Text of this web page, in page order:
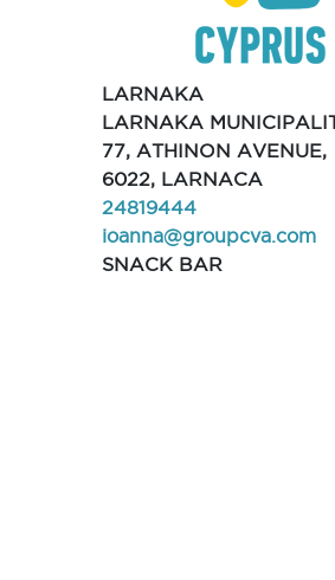
LARNAKA
LARNAKA
77, ATHINON AVENUE,
6022, LARNACA
24819444
ioanna@groupcva.com
SNACK BAR